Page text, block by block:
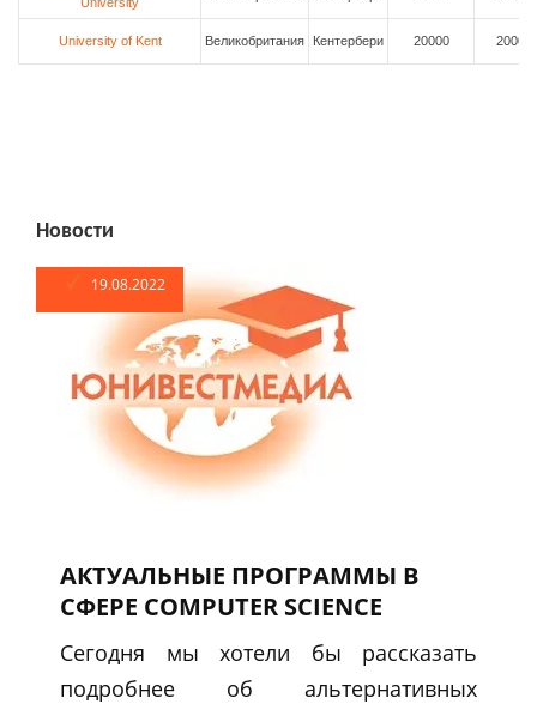
University of Kent Великобритания Кентербери 20000 20000
Новости
19.08.2022
АКТУАЛЬНЫЕ ПРОГРАММЫ В
СФЕРЕ COMPUTER SCIENCE
Сегодня мы хотели бы рассказать
подробнее об альтернативных